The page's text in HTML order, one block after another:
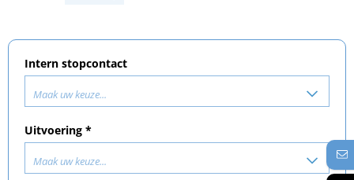
Intern stopcontact
Maak uw keuze...
Uitvoering *
Maak uw keuze...